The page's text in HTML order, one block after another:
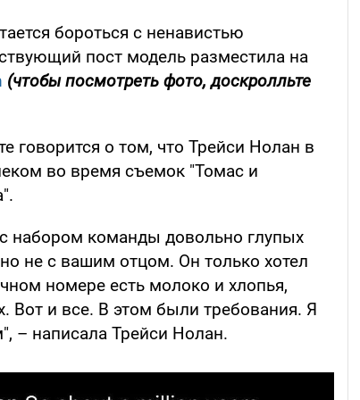
бороться с ненавистью
пост модель разместила на
(чтобы посмотреть фото, доскролльте
говорится о том, что Трейси Нолан в
во время съемок "Томас и
набором команды довольно глупых
не с вашим отцом. Он только хотел
номере есть молоко и хлопья,
Вот и все. В этом были требования. Я
– написала Трейси Нолан.